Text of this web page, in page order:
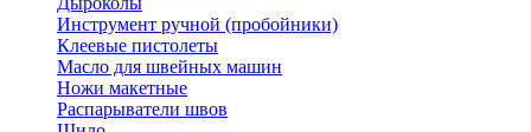
Инструмент ручной (пробойники)
Клеевые пистолеты
Масло для швейных машин
Ножи макетные
Распарыватели швов